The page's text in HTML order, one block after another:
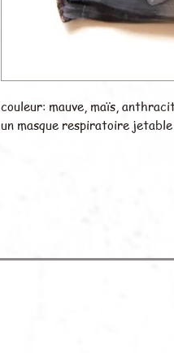
couleur: mauve, maïs,
un masque respiratoire